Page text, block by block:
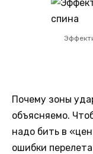
Почему зоны
объясняемо.
надо бить в
ошибки